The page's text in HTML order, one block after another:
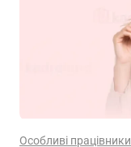
Особливі працівники